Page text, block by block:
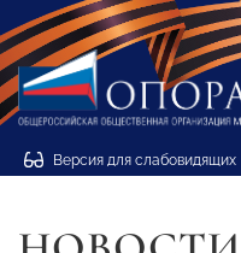
Версия для слабовидящих